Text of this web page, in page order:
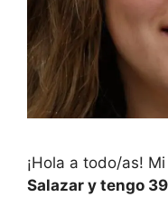
¡Hola a todo/as!
Salazar y tengo